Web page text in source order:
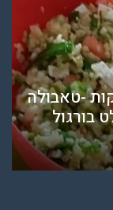
-טאבולה
בורגול